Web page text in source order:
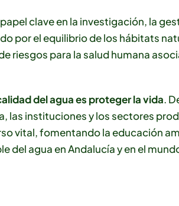
clave en la investigación, la
por el equilibrio de los hábitats
riesgos para la salud humana
del agua es proteger la vida.
las instituciones y los sectores
vital, fomentando la educación
del agua en Andalucía y en el